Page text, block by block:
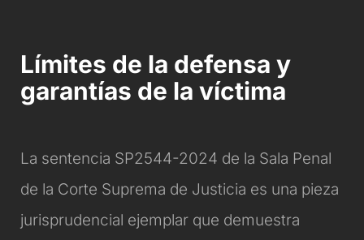
Límites de la defensa y
garantías de la víctima
La sentencia SP2544-2024 de la Sala Penal
de la Corte Suprema de Justicia es una pieza
jurisprudencial ejemplar que demuestra